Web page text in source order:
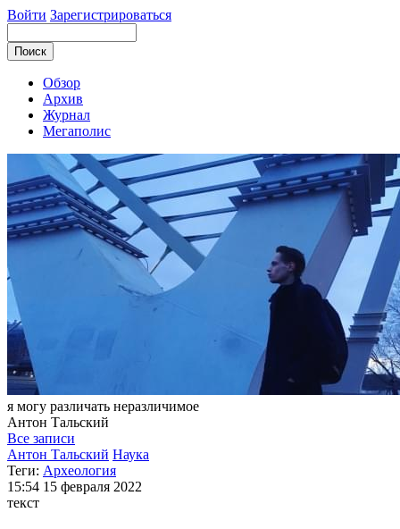
Войти Зарегистрироваться
Обзор
Архив
Журнал
Мегаполис
я могу различать неразличимое
Антон Тальский
Все записи
Антон Тальский Наука
Теги: Археология
15:54 15 февраля 2022
текст